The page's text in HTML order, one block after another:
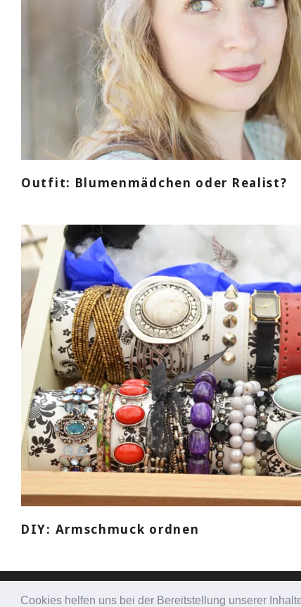
Cookies helfen uns bei der Bereitstellung unserer
Outfit: Blumenmädchen oder Realist?
DIY: Armschmuck ordnen